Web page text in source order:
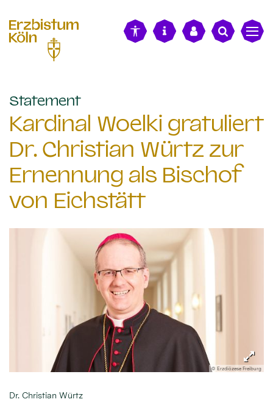
Statement:
Kardinal Woelki gratuliert
Dr. Christian Würtz zur
Ernennung als Bischof
von Eichstätt
© Erzdiözese Freiburg
Dr. Christian Würtz